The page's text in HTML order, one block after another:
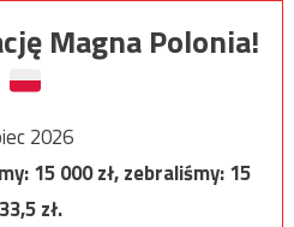
Magna Polonia!
2026
15 000zł, zebraliśmy:15
zł.